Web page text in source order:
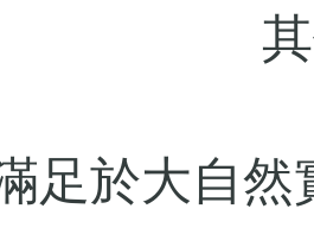
足於大自